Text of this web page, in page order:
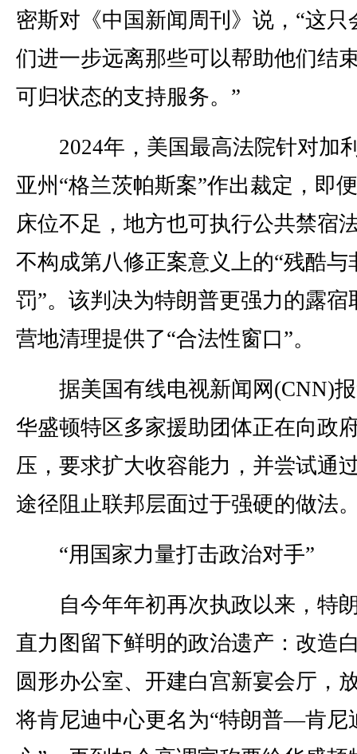
密斯对《中国新闻周刊》说，“这只
们进一步远离那些可以帮助他们结
可归状态的支持服务。”
2024年，美国最高法院针对加
亚州“格兰茨帕斯案”作出裁定，即
床位不足，地方也可执行公共禁宿
不构成第八修正案意义上的“残酷与
罚”。该判决为特朗普更强力的露宿
营地清理提供了“合法性窗口”。
据美国有线电视新闻网(CNN)
华盛顿特区多家援助团体正在向政
压，要求扩大收容能力，并尝试通
途径阻止联邦层面过于强硬的做法
“用国家力量打击政治对手”
自今年年初再次执政以来，特
直力图留下鲜明的政治遗产：改造
圆形办公室、开建白宫新宴会厅，
将肯尼迪中心更名为“特朗普—肯尼